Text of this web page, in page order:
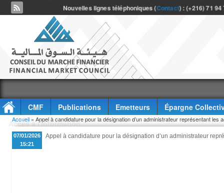
Nouvelles lignes téléphoniques (Contact) : (+216) 71
CMF Publications Emetteurs
Épargne
Accès à l'information
Vous êtes ici
Accueil » Appel à candidature pour la désignation d’un administrateur représentant les
07/01/2026
15:21
Appel à candidature pour la désignation d’un administrateur